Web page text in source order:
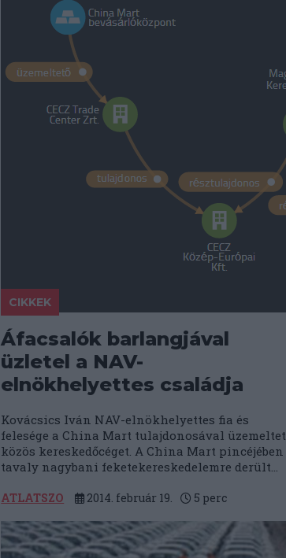
CIKKEK
Áfacsalók barlangjával
üzletel a NAV-
elnökhelyettes családja
Kovácsics Iván NAV-elnökhelyettes fia és
felesége a China Mart tulajdonosával üzemeltet
közös kereskedőcéget. A China Mart pincéjében
tavaly nagybani feketekereskedelemre derült...
ATLATSZO 2014. február 19. 5 perc